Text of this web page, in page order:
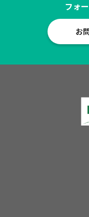
フォ
お